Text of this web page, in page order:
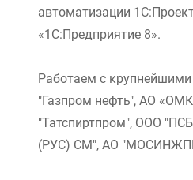
автоматизации
«1С:Предприятие 8».
Работаем с
"Газпром нефть", АО
"Татспиртпром", ООО
(РУС) СМ", АО